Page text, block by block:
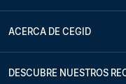
ACERCA DE CEGID
DESCUBRE NUESTROS